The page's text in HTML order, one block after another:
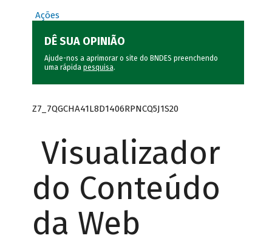
Ações
DÊ SUA OPINIÃO
Ajude-nos a aprimorar o site do BNDES preenchendo
uma rápida pesquisa.
Z7_7QGCHA41L8D1406RPNCQ5J1S20
Visualizador
do Conteúdo
da Web